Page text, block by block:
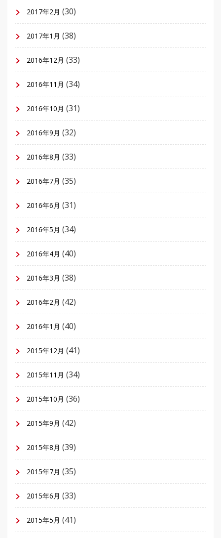
2017年2月 (30)
2017年1月 (38)
2016年12月 (33)
2016年11月 (34)
2016年10月 (31)
2016年9月 (32)
2016年8月 (33)
2016年7月 (35)
2016年6月 (31)
2016年5月 (34)
2016年4月 (40)
2016年3月 (38)
2016年2月 (42)
2016年1月 (40)
2015年12月 (41)
2015年11月 (34)
2015年10月 (36)
2015年9月 (42)
2015年8月 (39)
2015年7月 (35)
2015年6月 (33)
2015年5月 (41)